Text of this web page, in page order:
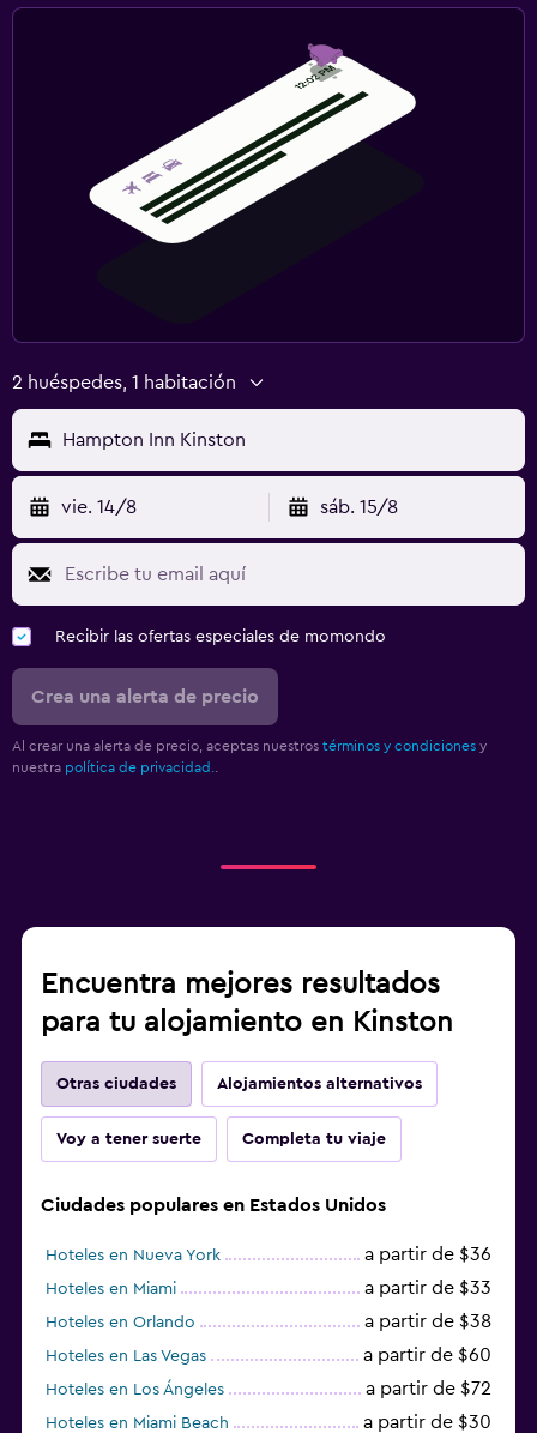
2 huéspedes, 1 habitación
Hampton Inn Kinston
vie. 14/8 sáb. 15/8
Recibir las ofertas especiales de momondo
Crea una alerta de precio
Al crear una alerta de precio, aceptas nuestros términos y condiciones y
nuestra política de privacidad.
Encuentra mejores resultados
para tu alojamiento en Kinston
Otras ciudades Alojamientos alternativos
Voy a tener suerte Completa tu viaje
Ciudades populares en Estados Unidos
Hoteles en Nueva York a partir de $36
Hoteles en Miami a partir de $33
Hoteles en Orlando a partir de $38
Hoteles en Las Vegas a partir de $60
Hoteles en Los Ángeles a partir de $72
Hoteles en Miami Beach a partir de $30